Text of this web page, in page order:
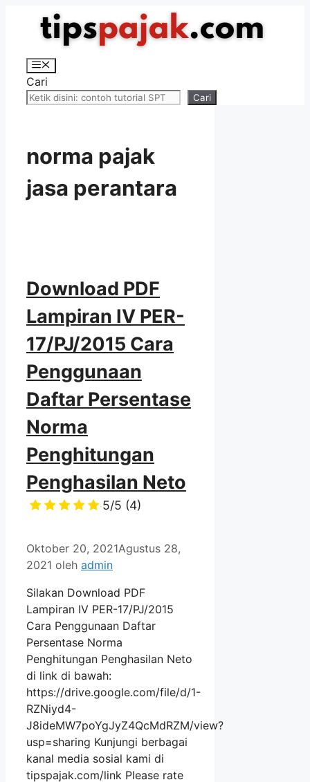
Langsung
Menu
Cari
Cari
norma pajak
jasa perantara
Download PDF
Lampiran IV PER-
17/PJ/2015 Cara
Penggunaan
Daftar Persentase
Norma
Penghitungan
Penghasilan Neto
5/5 (4)
Oktober 20, 2021Agustus 28,
2021 oleh admin
Silakan Download PDF
Lampiran IV PER-17/PJ/2015
Cara Penggunaan Daftar
Persentase Norma
Penghitungan Penghasilan Neto
di link di bawah:
https://drive.google.com/file/d/1-
RZNiyd4-
J8ideMW7poYgJyZ4QcMdRZM/view?
usp=sharing Kunjungi berbagai
kanal media sosial kami di
tipspajak.com/link Please rate